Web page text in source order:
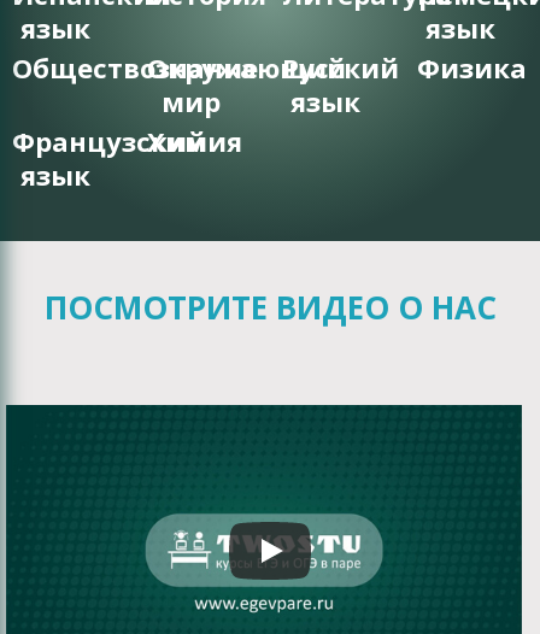
язык
язык
Обществознание
Окружающий
мир
Русский
язык
Физика
Французский
язык
Химия
ПОСМОТРИТЕ ВИДЕО О НАС